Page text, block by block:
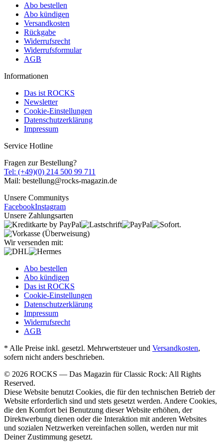
Abo bestellen
Abo kündigen
Versandkosten
Rückgabe
Widerrufsrecht
Widerrufsformular
AGB
Informationen
Das ist ROCKS
Newsletter
Cookie-Einstellungen
Datenschutzerklärung
Impressum
Service Hotline
Fragen zur Bestellung?
Tel: (+49)(0) 214 500 99 711
Mail: bestellung@rocks-magazin.de
Unsere Communitys
FacebookInstagram
Unsere Zahlungsarten
Wir versenden mit:
Abo bestellen
Abo kündigen
Das ist ROCKS
Cookie-Einstellungen
Datenschutzerklärung
Impressum
Widerrufsrecht
AGB
* Alle Preise inkl. gesetzl. Mehrwertsteuer und Versandkosten,
sofern nicht anders beschrieben.
© 2026 ROCKS — Das Magazin für Classic Rock: All Rights
Reserved.
Diese Website benutzt Cookies, die für den technischen Betrieb der
Website erforderlich sind und stets gesetzt werden. Andere Cookies,
die den Komfort bei Benutzung dieser Website erhöhen, der
Direktwerbung dienen oder die Interaktion mit anderen Websites
und sozialen Netzwerken vereinfachen sollen, werden nur mit
Deiner Zustimmung gesetzt.